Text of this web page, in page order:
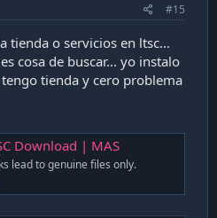
#15
tienda o servicios en ltsc...
cosa de buscar... yo instalo
tienda y cero problema
Download | MAS
lead to genuine files only.